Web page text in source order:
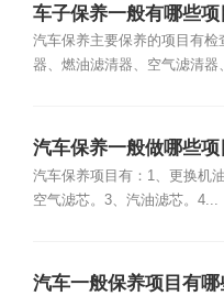
车子保养一般有哪些项
汽车保养主要保养的项目有检
器、燃油滤清器、空气滤清器
汽车保养一般做哪些项
汽车保养项目有：1、更换机
空气滤芯。3、汽油滤芯。4...
汽车一般保养项目有哪